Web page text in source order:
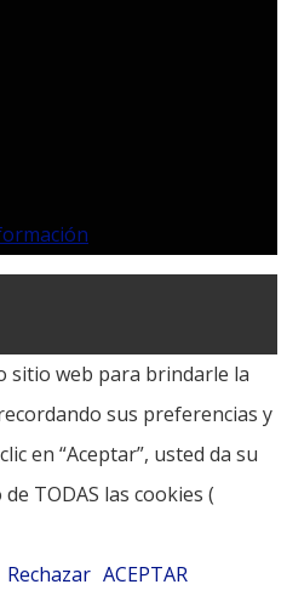
sitio web para brindarle la
sus preferencias y
en “Aceptar”, usted da su
TODAS las cookies (
Rechazar ACEPTAR